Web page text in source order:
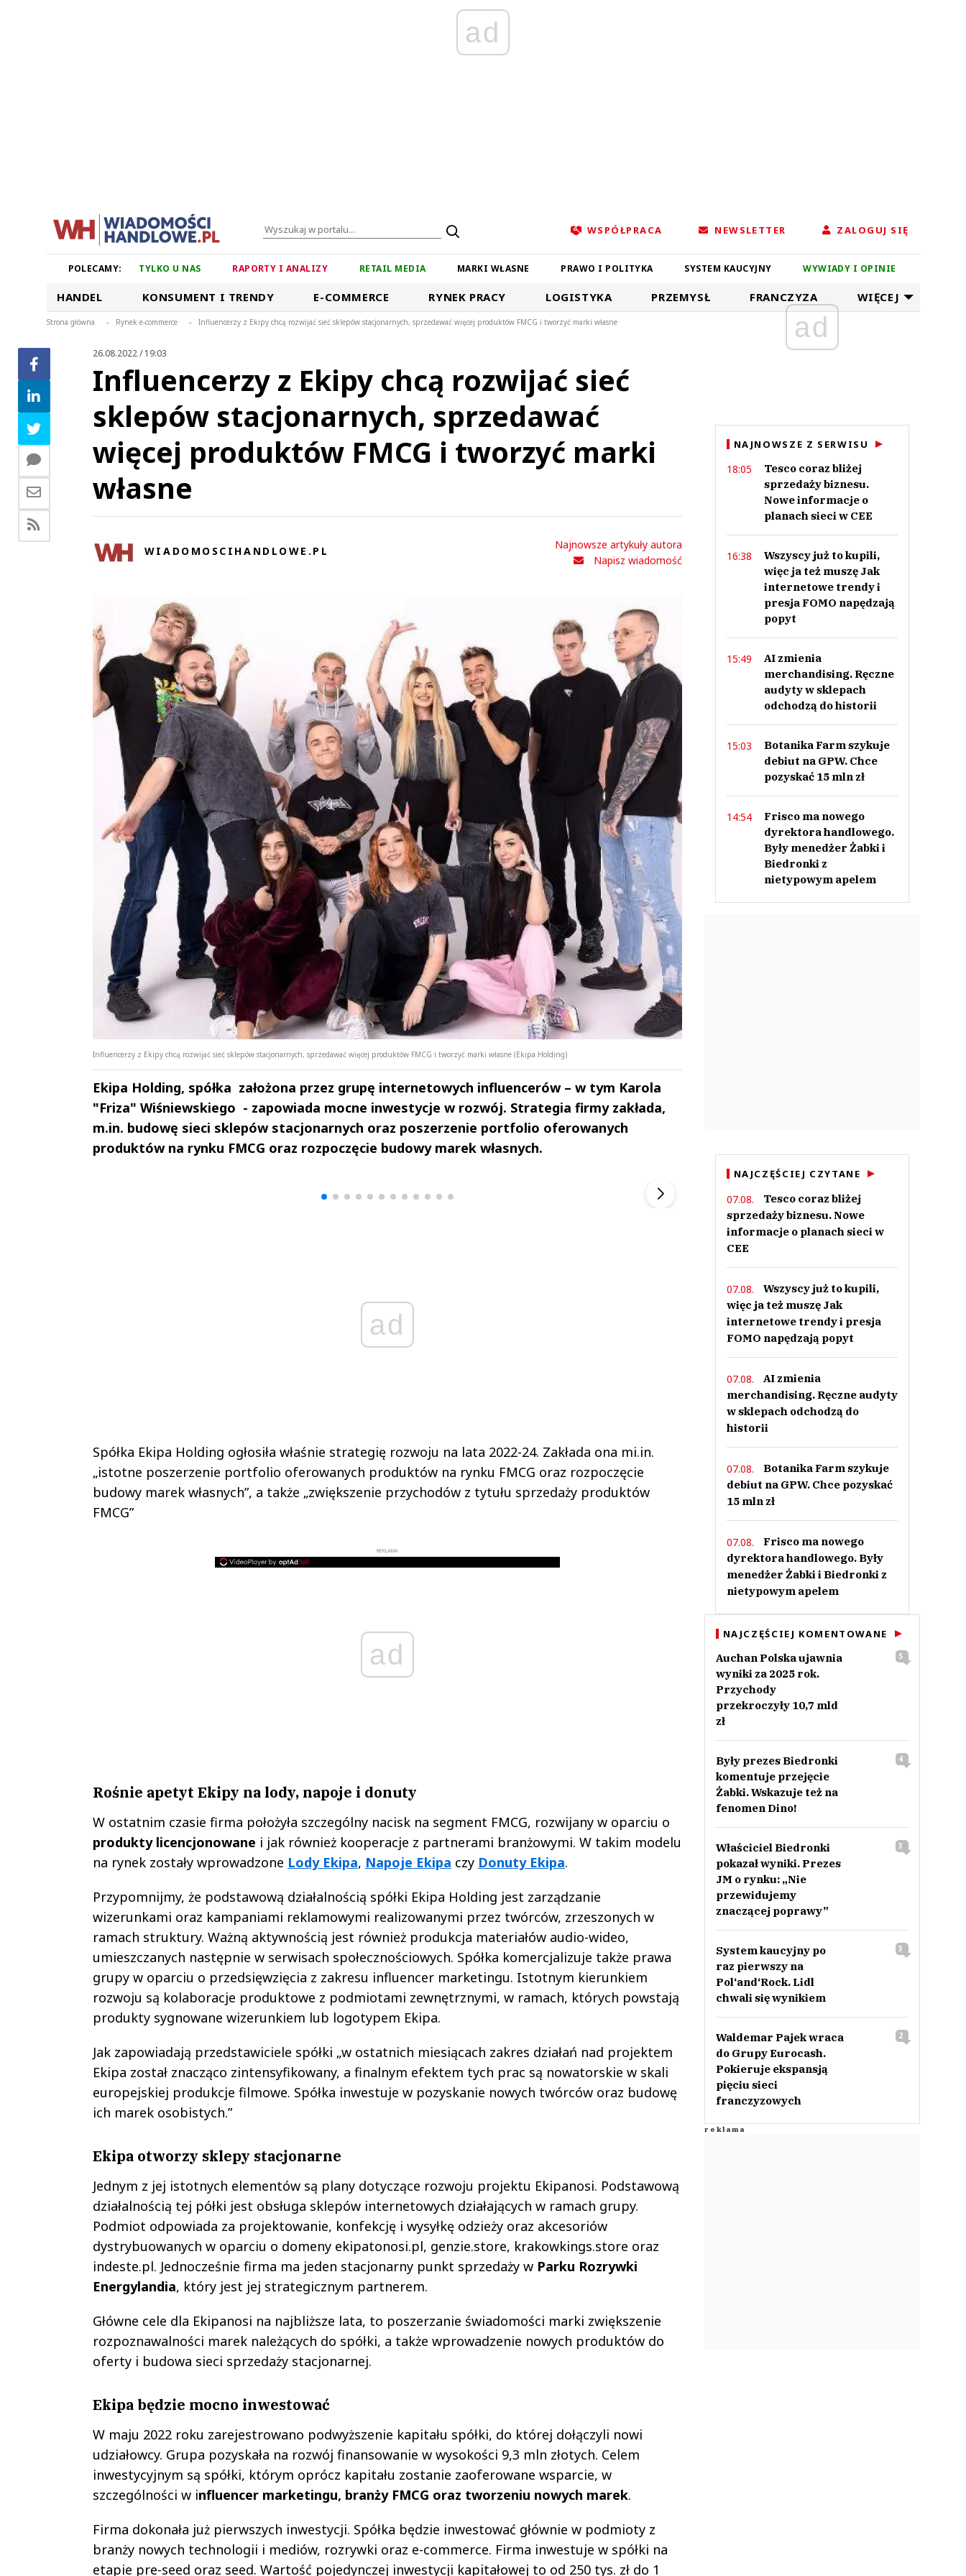
ad
WSPÓŁPRACA NEWSLETTER ZALOGUJ SIĘ
POLECAMY: TYLKO U NAS RAPORTY I ANALIZY RETAIL MEDIA MARKI WŁASNE PRAWO I POLITYKA SYSTEM KAUCYJNY WYWIADY I OPINIE
HANDEL KONSUMENT I TRENDY E-COMMERCE RYNEK PRACY LOGISTYKA PRZEMYSŁ FRANCZYZA WIĘCEJ
Strona główna > Rynek e-commerce > Influencerzy z Ekipy chcą rozwijać sieć sklepów stacjonarnych, sprzedawać więcej produktów FMCG i tworzyć marki własne
26.08.2022 / 19:03
Influencerzy z Ekipy chcą rozwijać sieć
sklepów stacjonarnych, sprzedawać
więcej produktów FMCG i tworzyć marki
własne
WIADOMOSCIHANDLOWE.PL
Najnowsze artykuły autora
Napisz wiadomość
Influencerzy z Ekipy chcą rozwijać sieć sklepów stacjonarnych, sprzedawać więcej produktów FMCG i tworzyć marki własne (Ekipa Holding)
Ekipa Holding, spółka założona przez grupę internetowych influencerów – w tym Karola
"Friza" Wiśniewskiego - zapowiada mocne inwestycje w rozwój. Strategia firmy zakłada,
m.in. budowę sieci sklepów stacjonarnych oraz poszerzenie portfolio oferowanych
produktów na rynku FMCG oraz rozpoczęcie budowy marek własnych.
ad
Spółka Ekipa Holding ogłosiła właśnie strategię rozwoju na lata 2022-24. Zakłada ona mi.in.
„istotne poszerzenie portfolio oferowanych produktów na rynku FMCG oraz rozpoczęcie
budowy marek własnych”, a także „zwiększenie przychodów z tytułu sprzedaży produktów
FMCG”
REKLAMA
ad
Rośnie apetyt Ekipy na lody, napoje i donuty
W ostatnim czasie firma położyła szczególny nacisk na segment FMCG, rozwijany w oparciu o
produkty licencjonowane i jak również kooperacje z partnerami branżowymi. W takim modelu
na rynek zostały wprowadzone Lody Ekipa, Napoje Ekipa czy Donuty Ekipa.
Przypomnijmy, że podstawową działalnością spółki Ekipa Holding jest zarządzanie
wizerunkami oraz kampaniami reklamowymi realizowanymi przez twórców, zrzeszonych w
ramach struktury. Ważną aktywnością jest również produkcja materiałów audio-wideo,
umieszczanych następnie w serwisach społecznościowych. Spółka komercjalizuje także prawa
grupy w oparciu o przedsięwzięcia z zakresu influencer marketingu. Istotnym kierunkiem
rozwoju są kolaboracje produktowe z podmiotami zewnętrznymi, w ramach, których powstają
produkty sygnowane wizerunkiem lub logotypem Ekipa.
Jak zapowiadają przedstawiciele spółki „w ostatnich miesiącach zakres działań nad projektem
Ekipa został znacząco zintensyfikowany, a finalnym efektem tych prac są nowatorskie w skali
europejskiej produkcje filmowe. Spółka inwestuje w pozyskanie nowych twórców oraz budowę
ich marek osobistych.”
Ekipa otworzy sklepy stacjonarne
Jednym z jej istotnych elementów są plany dotyczące rozwoju projektu Ekipanosi. Podstawową
działalnością tej półki jest obsługa sklepów internetowych działających w ramach grupy.
Podmiot odpowiada za projektowanie, konfekcję i wysyłkę odzieży oraz akcesoriów
dystrybuowanych w oparciu o domeny ekipatonosi.pl, genzie.store, krakowkings.store oraz
indeste.pl. Jednocześnie firma ma jeden stacjonarny punkt sprzedaży w Parku Rozrywki
Energylandia, który jest jej strategicznym partnerem.
Główne cele dla Ekipanosi na najbliższe lata, to poszerzanie świadomości marki zwiększenie
rozpoznawalności marek należących do spółki, a także wprowadzenie nowych produktów do
oferty i budowa sieci sprzedaży stacjonarnej.
Ekipa będzie mocno inwestować
W maju 2022 roku zarejestrowano podwyższenie kapitału spółki, do której dołączyli nowi
udziałowcy. Grupa pozyskała na rozwój finansowanie w wysokości 9,3 mln złotych. Celem
inwestycyjnym są spółki, którym oprócz kapitału zostanie zaoferowane wsparcie, w
szczególności w influencer marketingu, branży FMCG oraz tworzeniu nowych marek.
Firma dokonała już pierwszych inwestycji. Spółka będzie inwestować głównie w podmioty z
branży nowych technologii i mediów, rozrywki oraz e-commerce. Firma inwestuje w spółki na
etapie pre-seed oraz seed. Wartość pojedynczej inwestycji kapitałowej to od 250 tys. zł do 1
Andrzej i Marta
Marta i Andrzej
▶
ad
NAJNOWSZE Z SERWISU
18:05
Tesco coraz bliżej
sprzedaży biznesu.
Nowe informacje o
planach sieci w CEE
16:38
Wszyscy już to kupili,
więc ja też muszę Jak
internetowe trendy i
presja FOMO napędzają
popyt
15:49
AI zmienia
merchandising. Ręczne
audyty w sklepach
odchodzą do historii
15:03
Botanika Farm szykuje
debiut na GPW. Chce
pozyskać 15 mln zł
14:54
Frisco ma nowego
dyrektora handlowego.
Były menedżer Żabki i
Biedronki z
nietypowym apelem
NAJCZĘŚCIEJ CZYTANE
07.08.
Tesco coraz bliżej
sprzedaży biznesu. Nowe
informacje o planach sieci w
CEE
07.08.
Wszyscy już to kupili,
więc ja też muszę Jak
internetowe trendy i presja
FOMO napędzają popyt
07.08.
AI zmienia
merchandising. Ręczne audyty
w sklepach odchodzą do
historii
07.08.
Botanika Farm szykuje
debiut na GPW. Chce pozyskać
15 mln zł
07.08.
Frisco ma nowego
dyrektora handlowego. Były
menedżer Żabki i Biedronki z
nietypowym apelem
NAJCZĘŚCIEJ KOMENTOWANE
Auchan Polska ujawnia
wyniki za 2025 rok.
Przychody
przekroczyły 10,7 mld
zł
5
Były prezes Biedronki
komentuje przejęcie
Żabki. Wskazuje też na
fenomen Dino!
4
Właściciel Biedronki
pokazał wyniki. Prezes
JM o rynku: „Nie
przewidujemy
znaczącej poprawy”
3
System kaucyjny po
raz pierwszy na
Pol‘and‘Rock. Lidl
chwali się wynikiem
3
Waldemar Pajek wraca
do Grupy Eurocash.
Pokieruje ekspansją
pięciu sieci
franczyzowych
2